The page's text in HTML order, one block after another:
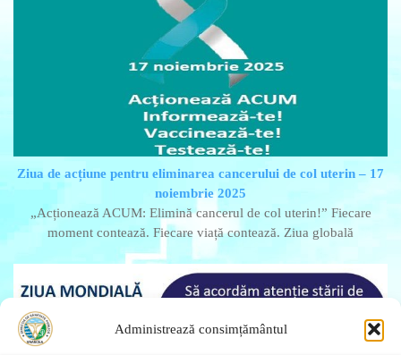
Administrează consimțământul
Ziua de acțiune pentru eliminarea cancerului de col uterin – 17
noiembrie 2025
„Acționează ACUM: Elimină cancerul de col uterin!” Fiecare
moment contează. Fiecare viață contează. Ziua globală